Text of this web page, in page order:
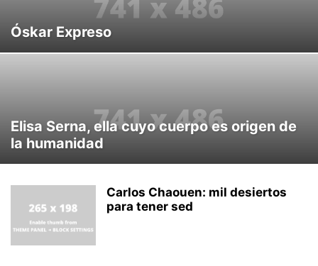
Óskar Expreso
Elisa Serna, ella cuyo cuerpo es origen de
la humanidad
Carlos Chaouen: mil desiertos
para tener sed